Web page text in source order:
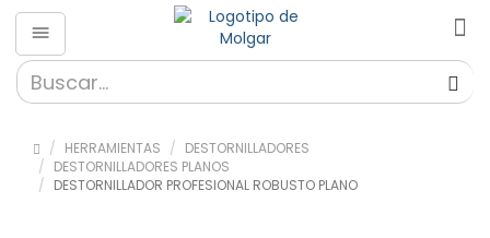
HERRAMIENTAS
DESTORNILLADORES
DESTORNILLADORES PLANOS
DESTORNILLADOR PROFESIONAL ROBUSTO PLANO